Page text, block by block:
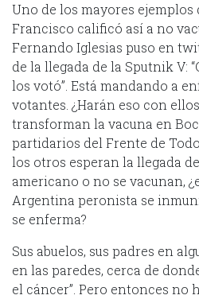
Uno de los mayores
Francisco calificó así a no
Fernando Iglesias puso en
de la llegada de la Sputnik V:
los votó”. Está mandando a
votantes. ¿Harán eso con
transforman la vacuna en
partidarios del Frente de
los otros esperan la llegada
americano o no se vacunan,
Argentina peronista se
se enferma?
Sus abuelos, sus padres en
en las paredes, cerca de
el cáncer”. Pero entonces no